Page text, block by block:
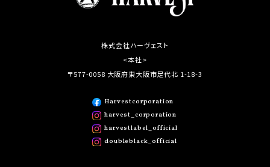
株式会社ハーヴェスト
<本社>
〒577-0058 大阪府東大阪市足代北 1-18-3
Harvestcorporation
harvest_corporation
harvestlabel_official
doubleblack_official